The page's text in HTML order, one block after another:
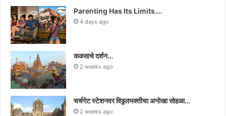
Parenting Has Its Limits….
4 days ago
कळसाचे दर्शन…
2 weeks ago
चर्चगेट स्टेशनवर विठ्ठलभक्तीचा अनोखा सोहळा…
2 weeks ago